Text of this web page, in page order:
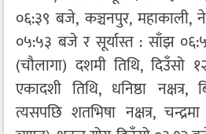
०६:३९ बजे, कञ्चनपुर, महाकाली,
०५:५३ बजे र सूर्यास्त : साँझ
(चौलागा) दशमी तिथि, दिउँसो
एकादशी तिथि, धनिष्ठा
त्यसपछि शतभिषा नक्षत्र,